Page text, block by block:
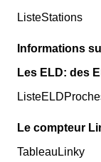
ListeStations
Informations
Les ELD: des
Le compteur
TableauLinky